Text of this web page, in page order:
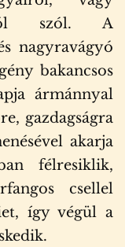
szól. A
nagyravágyó
bakancsos
ármánnyal
gazdagságra
akarja
félresiklik,
csellel
így végül a